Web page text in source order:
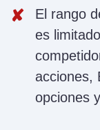
El rango
es
acciones,
opciones